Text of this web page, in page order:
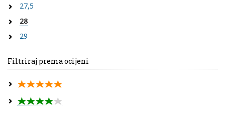
27,5
28
29
Filtriraj prema ocijeni